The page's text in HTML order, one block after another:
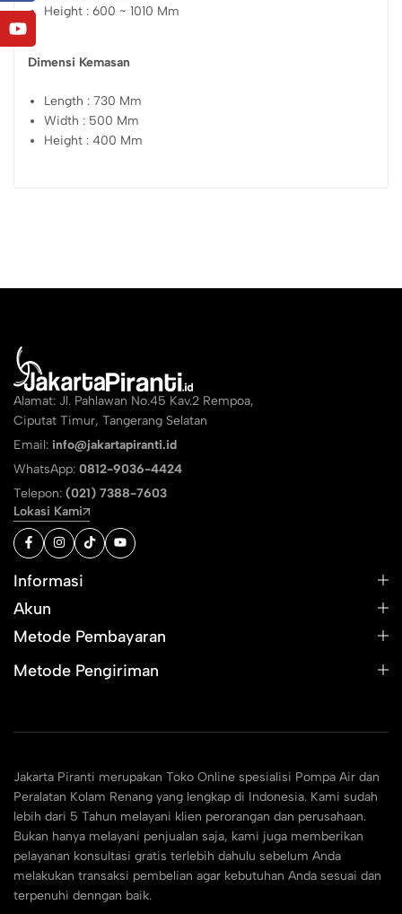
Height : 600 ~ 1010 Mm
Dimensi Kemasan
Length : 730 Mm
Width : 500 Mm
Height : 400 Mm
Alamat: Jl. Pahlawan No.45 Kav.2 Rempoa,
Ciputat Timur, Tangerang Selatan
Email: info@jakartapiranti.id
WhatsApp: 0812-9036-4424
Telepon: (021) 7388-7603
Lokasi Kami
Informasi
Akun
Metode Pembayaran
Metode Pengiriman
Jakarta Piranti merupakan Toko Online spesialisi Pompa Air dan
Peralatan Kolam Renang yang lengkap di Indonesia. Kami sudah
lebih dari 5 Tahun melayani klien perorangan dan perusahaan.
Bukan hanya melayani penjualan saja, kami juga memberikan
pelayanan konsultasi gratis terlebih dahulu sebelum Anda
melakukan transaksi pembelian agar kebutuhan Anda sesuai dan
terpenuhi denngan baik.